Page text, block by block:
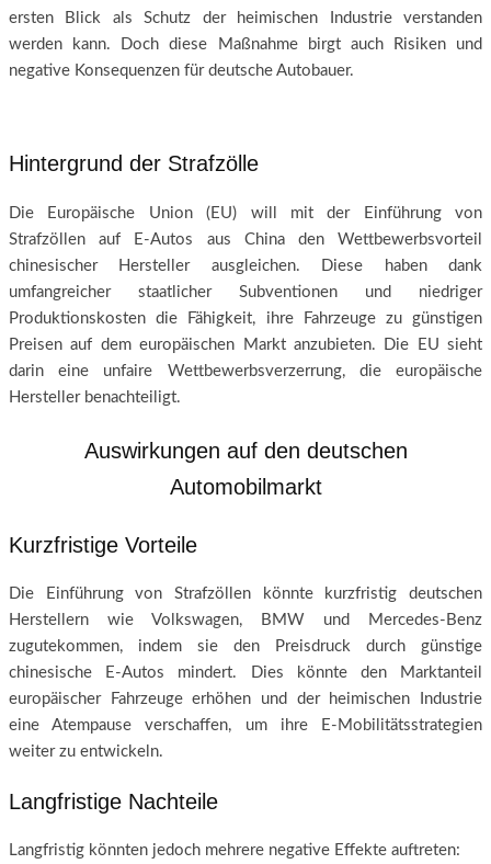
ersten Blick als Schutz der heimischen Industrie verstanden
werden kann. Doch diese Maßnahme birgt auch Risiken und
negative Konsequenzen für deutsche Autobauer.
Hintergrund der Strafzölle
Die Europäische Union (EU) will mit der Einführung von
Strafzöllen auf E-Autos aus China den Wettbewerbsvorteil
chinesischer Hersteller ausgleichen. Diese haben dank
umfangreicher staatlicher Subventionen und niedriger
Produktionskosten die Fähigkeit, ihre Fahrzeuge zu günstigen
Preisen auf dem europäischen Markt anzubieten. Die EU sieht
darin eine unfaire Wettbewerbsverzerrung, die europäische
Hersteller benachteiligt.
Auswirkungen auf den deutschen
Automobilmarkt
Kurzfristige Vorteile
Die Einführung von Strafzöllen könnte kurzfristig deutschen
Herstellern wie Volkswagen, BMW und Mercedes-Benz
zugutekommen, indem sie den Preisdruck durch günstige
chinesische E-Autos mindert. Dies könnte den Marktanteil
europäischer Fahrzeuge erhöhen und der heimischen Industrie
eine Atempause verschaffen, um ihre E-Mobilitätsstrategien
weiter zu entwickeln.
Langfristige Nachteile
Langfristig könnten jedoch mehrere negative Effekte auftreten: